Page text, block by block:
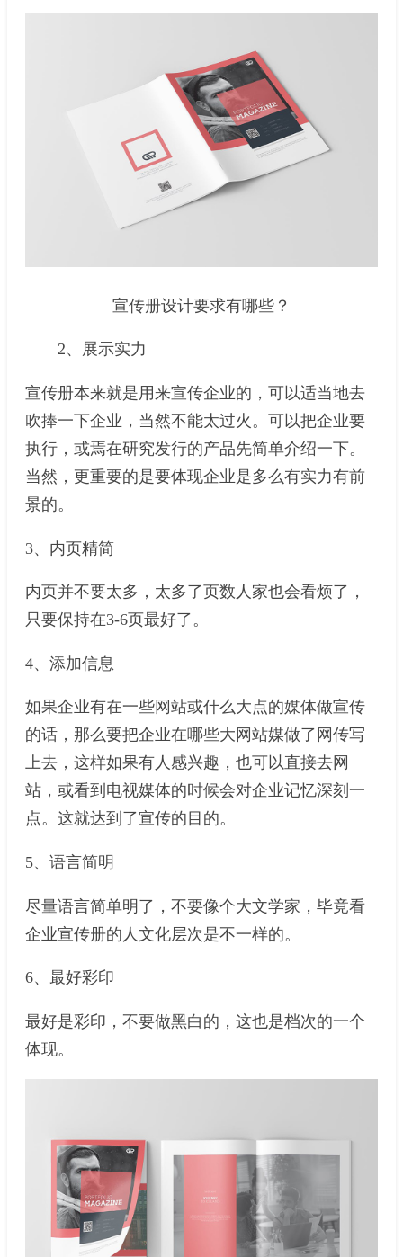
宣传册设计要求有哪些？
2、展示实力
宣传册本来就是用来宣传企业的，可以适当地去
吹捧一下企业，当然不能太过火。可以把企业要
执行，或焉在研究发行的产品先简单介绍一下。
当然，更重要的是要体现企业是多么有实力有前
景的。
3、内页精简
内页并不要太多，太多了页数人家也会看烦了，
只要保持在3-6页最好了。
4、添加信息
如果企业有在一些网站或什么大点的媒体做宣传
的话，那么要把企业在哪些大网站媒做了网传写
上去，这样如果有人感兴趣，也可以直接去网
站，或看到电视媒体的时候会对企业记忆深刻一
点。这就达到了宣传的目的。
5、语言简明
尽量语言简单明了，不要像个大文学家，毕竟看
企业宣传册的人文化层次是不一样的。
6、最好彩印
最好是彩印，不要做黑白的，这也是档次的一个
体现。